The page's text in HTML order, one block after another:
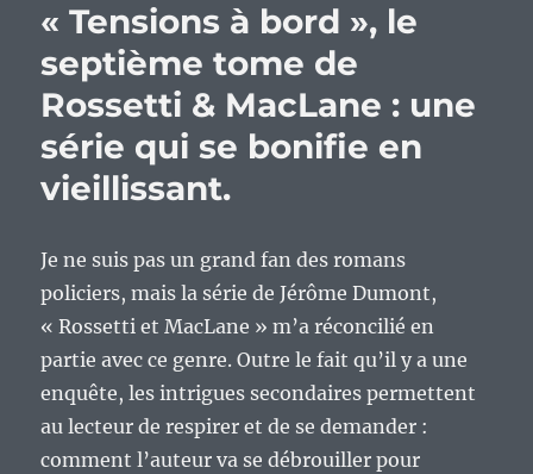
« Tensions à bord », le
septième tome de
Rossetti & MacLane : une
série qui se bonifie en
vieillissant.
Je ne suis pas un grand fan des romans
policiers, mais la série de Jérôme Dumont,
« Rossetti et MacLane » m’a réconcilié en
partie avec ce genre. Outre le fait qu’il y a une
enquête, les intrigues secondaires permettent
au lecteur de respirer et de se demander :
comment l’auteur va se débrouiller pour